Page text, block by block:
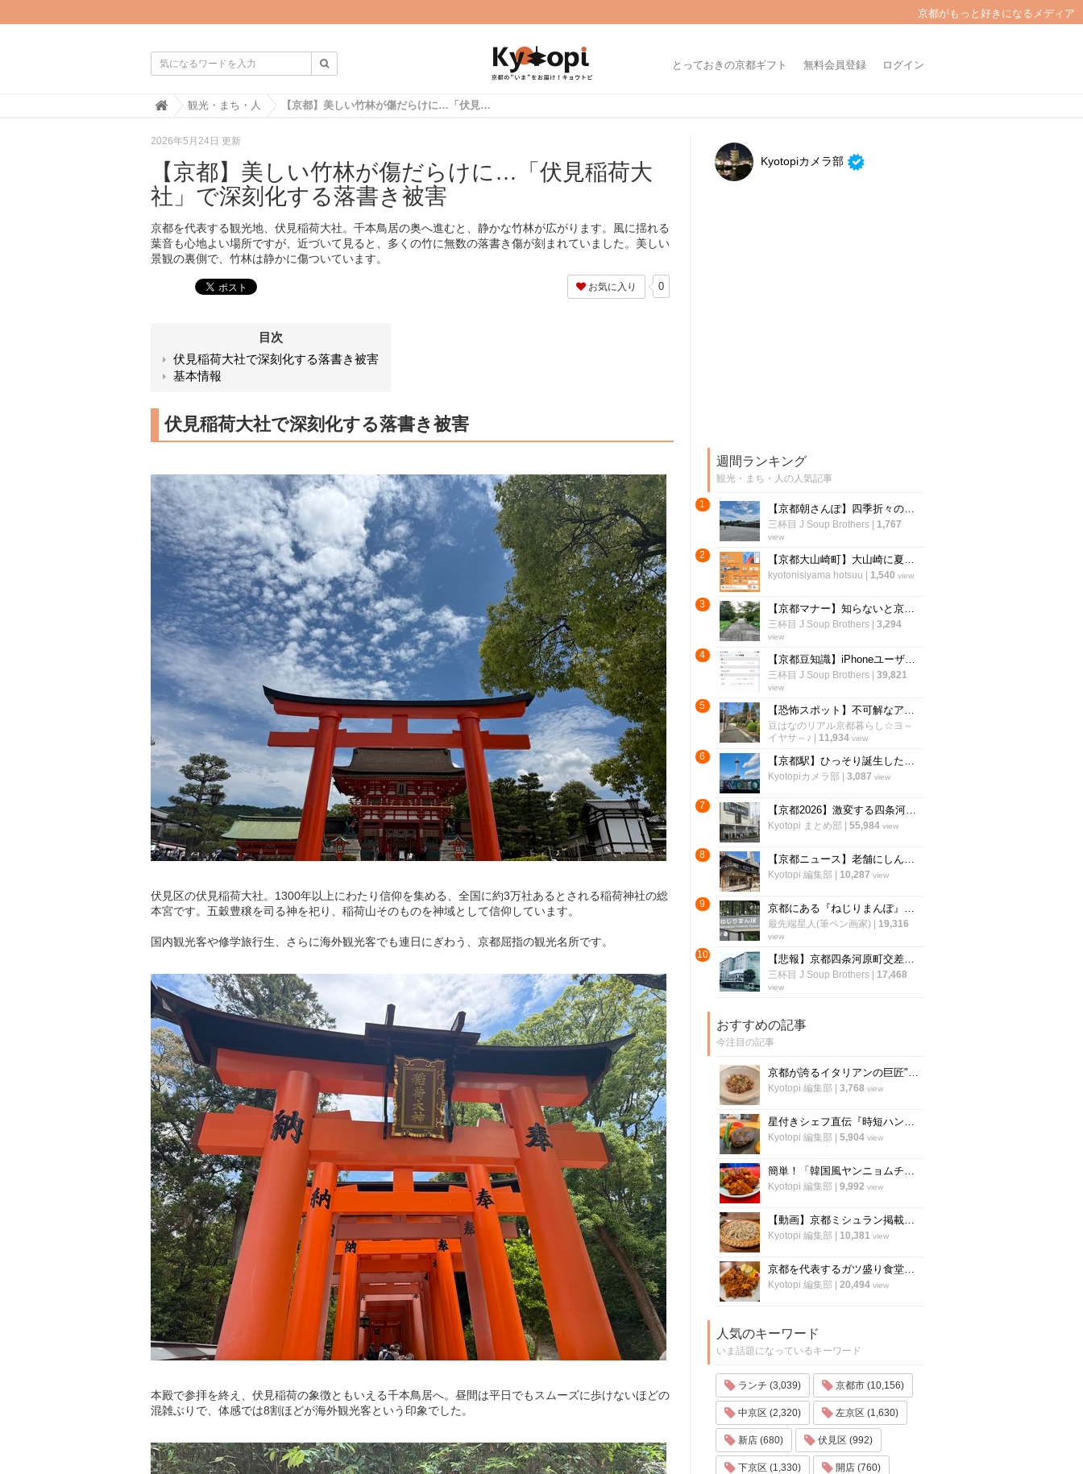
京都がもっと好きになるメディア
とっておきの京都ギフト 無料会員登録 ログイン
H
e
観光・まち・人 【京都】美しい竹林が傷だらけに…「伏見稲荷大社」で深刻化する落書き被害
2026年5月24日 更新
【京都】美しい竹林が傷だらけに…「伏見稲荷大
社」で深刻化する落書き被害
京都を代表する観光地、伏見稲荷大社。千本鳥居の奥へ進むと、静かな竹林が広がります。風に揺れる
葉音も心地よい場所ですが、近づいて見ると、多くの竹に無数の落書き傷が刻まれていました。美しい
景観の裏側で、竹林は静かに傷ついています。
お気に入り 0
目次
伏見稲荷大社で深刻化する落書き被害
基本情報
伏見稲荷大社で深刻化する落書き被害
伏見区の伏見稲荷大社。1300年以上にわたり信仰を集める、全国に約3万社あるとされる稲荷神社の総
本宮です。五穀豊穣を司る神を祀り、稲荷山そのものを神域として信仰しています。
国内観光客や修学旅行生、さらに海外観光客でも連日にぎわう、京都屈指の観光名所です。
本殿で参拝を終え、伏見稲荷の象徴ともいえる千本鳥居へ。昼間は平日でもスムーズに歩けないほどの
混雑ぶりで、体感では8割ほどが海外観光客という印象でした。
Kyotopiカメラ部
週間ランキング
観光・まち・人の人気記事
1 【京都朝さんぽ】四季折々の花も楽しめる！京都人が教える『京都御苑』の歩き方あれこれ☆
三杯目 J Soup Brothers| 1,767
view
2 【京都大山崎町】大山崎に夏祭りが誕生！“実験の村”で工場直送の生ビールとBondance
kyotonisiyama hotsuu 1,540 view
3 【京都マナー】知らないと京都人にイラっとされる！迷惑行為防止の路上の暗黙ルール【厳選４】
三杯目 J Soup Brothers| 3,294
view
4 【京都豆知識】iPhoneユーザー辞書にデフォ登録の謎地名『雲母坂』はこんな場所
三杯目 J Soup Brothers| 39,821
view
5 【恐怖スポット】不可解なアクシデントに遭遇「粟田口刑場跡」【観光】
豆はなのリアル京都暮らし☆ヨ～
イヤサ～♪
11,934 view
6 【京都駅】ひっそり誕生したフォトスポット！京都タワーと一緒に撮れる新モニュメント
Kyotopiカメラ部 3,087 view
7 【京都2026】激変する四条河原町・三条の開店閉店まとめ！老舗の休業や注目の新店も
Kyotopi まとめ部 55,984 view
8 【京都ニュース】老舗にしんそば店「松葉北店」の跡地に牛カツ専門店がオープン
Kyotopi 編集部 10,287 view
9 京都にある『ねじりまんぽ』とは何ぞや？
最先端星人(筆ペン画家) 19,316
view
10 【悲報】京都四条河原町交差点の名物店が９０年の歴史に幕！高島屋くぼ地「池善化粧品店」
三杯目 J Soup Brothers| 17,468
view
おすすめの記事
今注目の記事
京都が誇るイタリアンの巨匠"笹島シェフ"の料理動画第二弾！今度はリゾット！
Kyotopi 編集部 3,768 view
星付きシェフ直伝『時短ハンバーグ』の作り方！”合わせ調味料”が決め手！フランス料理「レーヌ デ プレ」
Kyotopi 編集部 5,904 view
簡単！「韓国風ヤンニョムチキン」の作り方！京都の人気韓国料理店『ナム』に教わりました！
Kyotopi 編集部 9,992 view
【動画】京都ミシュラン掲載蕎麦店『花もも』店主が蕎麦を打つすべて
Kyotopi 編集部 10,381 view
京都を代表するガツ盛り食堂「ハイライト」の名物メニュー”唐揚げ”の作り方
Kyotopi 編集部 20,494 view
人気のキーワード
いま話題になっているキーワード
ランチ (3,039) 京都市 (10,156)
中京区 (2,320) 左京区 (1,630)
新店 (680) 伏見区 (992)
下京区 (1,330) 開店 (760)